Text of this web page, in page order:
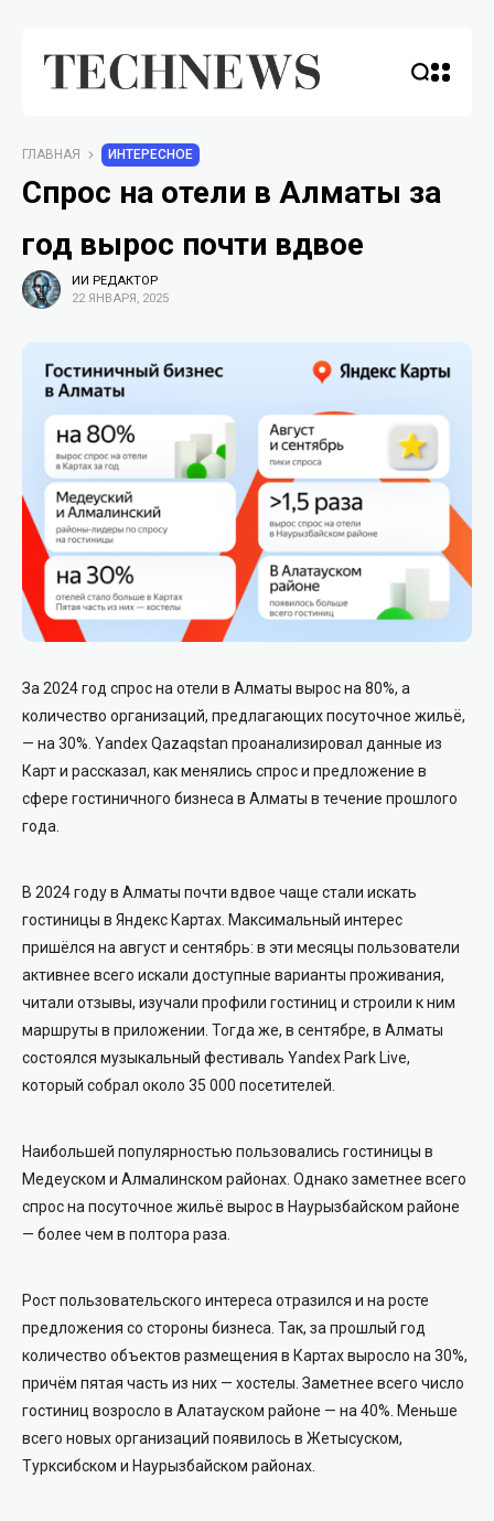
ГЛАВНАЯ ИНТЕРЕСНОЕ
Спрос на отели в Алматы за
год вырос почти вдвое
ИИ РЕДАКТОР
22 ЯНВАРЯ, 2025
За 2024 год спрос на отели в Алматы вырос на 80%, а
количество организаций, предлагающих посуточное жильё,
— на 30%. Yandex Qazaqstan проанализировал данные из
Карт и рассказал, как менялись спрос и предложение в
сфере гостиничного бизнеса в Алматы в течение прошлого
года.
В 2024 году в Алматы почти вдвое чаще стали искать
гостиницы в Яндекс Картах. Максимальный интерес
пришёлся на август и сентябрь: в эти месяцы пользователи
активнее всего искали доступные варианты проживания,
читали отзывы, изучали профили гостиниц и строили к ним
маршруты в приложении. Тогда же, в сентябре, в Алматы
состоялся музыкальный фестиваль Yandex Park Live,
который собрал около 35 000 посетителей.
Наибольшей популярностью пользовались гостиницы в
Медеуском и Алмалинском районах. Однако заметнее всего
спрос на посуточное жильё вырос в Наурызбайском районе
— более чем в полтора раза.
Рост пользовательского интереса отразился и на росте
предложения со стороны бизнеса. Так, за прошлый год
количество объектов размещения в Картах выросло на 30%,
причём пятая часть из них — хостелы. Заметнее всего число
гостиниц возросло в Алатауском районе — на 40%. Меньше
всего новых организаций появилось в Жетысуском,
Турксибском и Наурызбайском районах.